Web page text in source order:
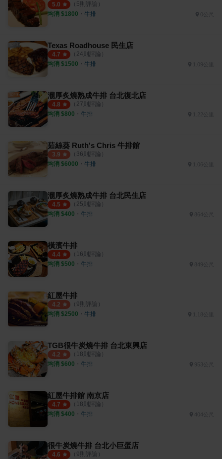
5.0 （ 5則評論）
均消 $1800 ・ 牛排
Texas Roadhouse 民生店
4.7 （ 24則評論）
均消 $1500 ・ 牛排
瀧厚炙燒熟成牛排 台北復北店
4.8 （ 27則評論）
均消 $800 ・ 牛排
茹絲葵 Ruth's Chris 牛排館
3.9 （ 36則評論）
均消 $6000 ・ 牛排
瀧厚炙燒熟成牛排 台北民生店
4.5 （ 25則評論）
均消 $400 ・ 牛排 864公尺
橫濱牛排
4.4 （ 16則評論）
均消 $500 ・ 牛排 849公尺
紅屋牛排
4.2 （ 9則評論）
均消 $2500 ・ 牛排
TGB很牛炭燒牛排 台北東興店
4.2 （ 18則評論）
均消 $600 ・ 牛排 953公尺
紅屋牛排館 南京店
4.7 （ 18則評論）
均消 $400 ・ 牛排 404公尺
很牛炭燒牛排 台北小巨蛋店
4.6 （ 9則評論）